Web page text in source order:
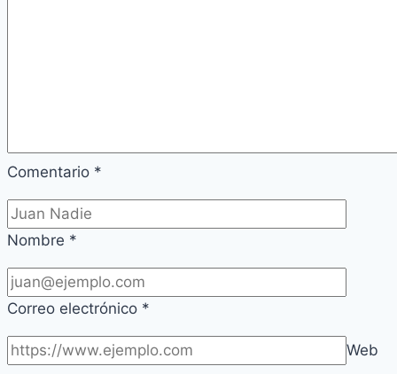
Comentario *
Nombre *
Correo electrónico *
Web